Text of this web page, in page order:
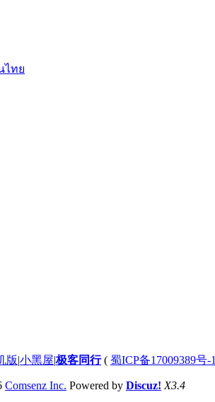
ไทย
版|小黑屋|极客同行( 蜀ICP备17009389号-1
Comsenz Inc. Powered by Discuz! X3.4